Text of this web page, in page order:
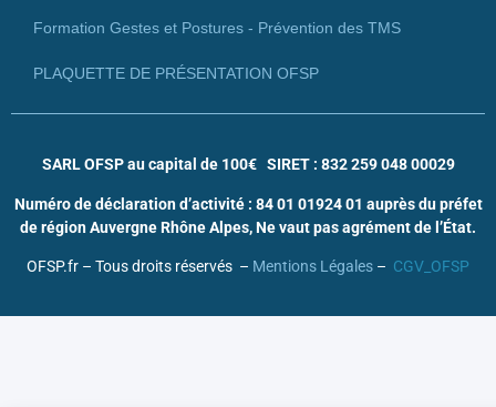
Formation Gestes et Postures - Prévention des TMS
PLAQUETTE DE PRÉSENTATION OFSP
SARL OFSP au capital de 100€ SIRET : 832 259 048 00029
Numéro de déclaration d’activité : 84 01 01924 01 auprès du préfet
de région Auvergne Rhône Alpes, Ne vaut pas agrément de l’État.
OFSP.fr – Tous droits réservés – Mentions Légales – CGV_OFSP